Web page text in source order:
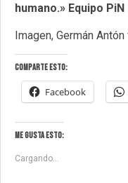
humano.» Equipo PiN
Imagen, Germán
Comparte esto:
Facebook
Me gusta esto:
Cargando...